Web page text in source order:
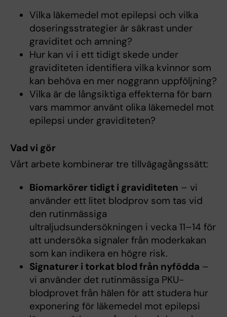
Vilka läkemedel mot epilepsi och vilka
doseringsstrategier är säkrast under
graviditet och amning?
Hur kan vi i ett tidigt skede under
graviditeten identifiera vilka kvinnor som
kan behöva en mer noggrann uppföljning?
Vilka är de långsiktiga effekterna för barn
vars mammor använt olika läkemedel mot
epilepsi under graviditeten?
Vad vi gör
Vårt arbete kombinerar tre tillvägagångssätt:
Biomarkörer tidigt i graviditeten – vi
använder ett litet blodprov som tas vid
den rutinmässiga
ultraljudsundersökningen i vecka 11–14 för
att undersöka signaler från moderkakan
som kan indikera en högre risk.
Signaturer i torkat blod från nyfödda –
vi använder det rutinmässiga PKU-
blodprovet från hälen för att studera hur
exponering för läkemedel mot epilepsi